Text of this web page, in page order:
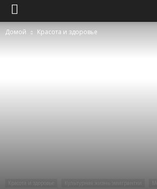
Домой Красота и здоровье